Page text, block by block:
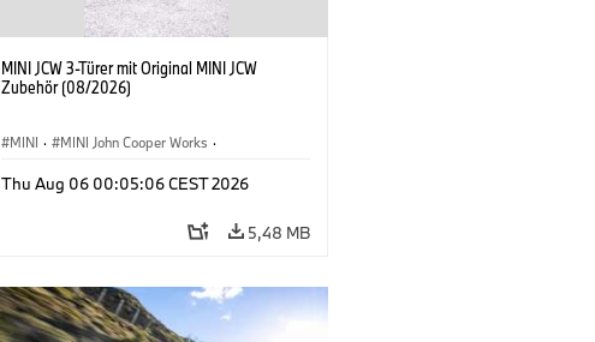
MINI JCW 3-Türer mit Original MINI JCW
Zubehör (08/2026)
MINI · MINI John Cooper Works ·
Sonderausstattungen, Zubehör
Thu Aug 06 00:05:06 CEST 2026
5,48 MB